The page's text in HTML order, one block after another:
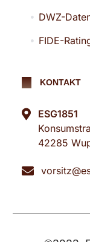
DWZ-
FIDE-
KONTAKT
ESG1851
42285